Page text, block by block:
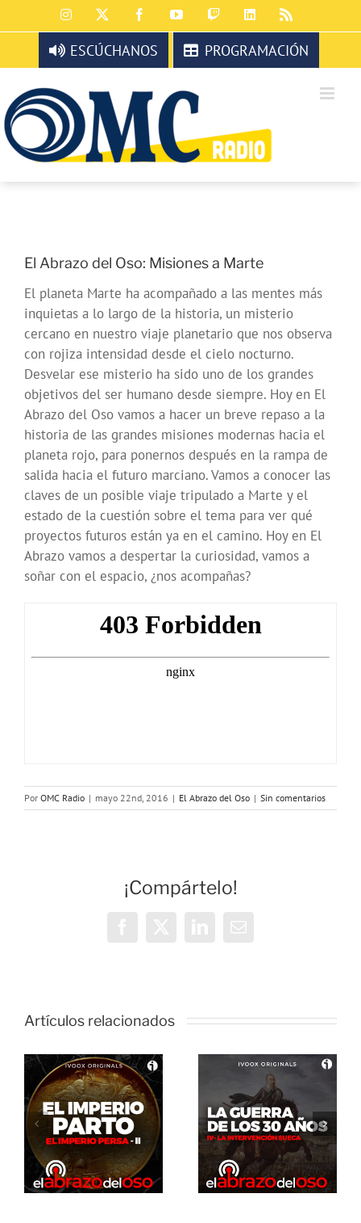
al
contenido
Instagram FacebookYouTubeTwitchLinkedIn
ESCÚCHANOS PROGRAMACIÓN
El Abrazo del Oso: Misiones a Marte
El planeta Marte ha acompañado a las mentes más
inquietas a lo largo de la historia, un misterio
cercano en nuestro viaje planetario que nos observa
con rojiza intensidad desde el cielo nocturno.
Desvelar ese misterio ha sido uno de los grandes
objetivos del ser humano desde siempre. Hoy en El
Abrazo del Oso vamos a hacer un breve repaso a la
historia de las grandes misiones modernas hacia el
planeta rojo, para ponernos después en la rampa de
salida hacia el futuro marciano. Vamos a conocer las
claves de un posible viaje tripulado a Marte y el
estado de la cuestión sobre el tema para ver qué
proyectos futuros están ya en el camino. Hoy en El
Abrazo vamos a despertar la curiosidad, vamos a
soñar con el espacio, ¿nos acompañas?
Por OMC Radio | mayo 22nd, 2016 | El Abrazo del Oso | Sin comentarios
¡Compártelo!
Artículos relacionados
El Abrazo
del Oso. La
guerra de
los 30 años:
La
intervención
El Abrazo
del Oso.
Dinosaurios
Live Stream